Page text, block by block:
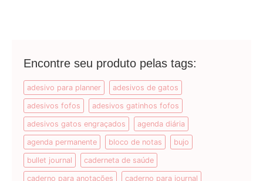
Encontre seu produto pelas tags:
adesivo para planner adesivos de gatos
adesivos fofos adesivos gatinhos fofos
adesivos gatos engraçados agenda diária
agenda permanente bloco de notas bujo
bullet journal caderneta de saúde
caderno para anotações caderno para journal